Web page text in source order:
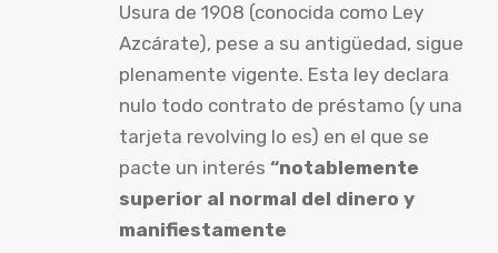
Usura de 1908 (conocida como Ley
Azcárate), pese a su antigüedad, sigue
plenamente vigente. Esta ley declara
nulo todo contrato de préstamo (y una
tarjeta revolving lo es) en el que se
pacte un interés “notablemente
superior al normal del dinero y
manifiestamente